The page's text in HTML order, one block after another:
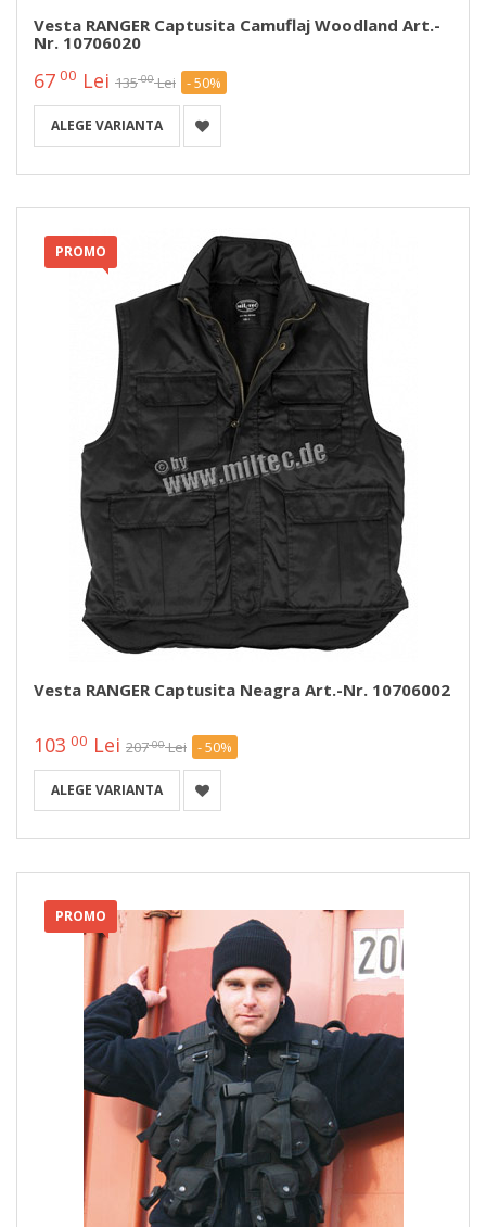
Vesta RANGER Captusita Camuflaj Woodland Art.-
Nr. 10706020
67 00 Lei 13500 Lei - 50%
ALEGE VARIANTA
PROMO
Vesta RANGER Captusita Neagra Art.-Nr. 10706002
103 00 Lei 20700 Lei - 50%
ALEGE VARIANTA
PROMO